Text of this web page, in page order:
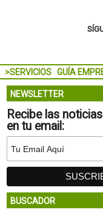
>SERVICIOS GUÍA
NEWSLETTER
Recibe las
en tu email:
BUSCADOR